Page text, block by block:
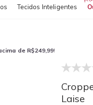
Tecidos Inteligentes
de R$249,99!
Laise